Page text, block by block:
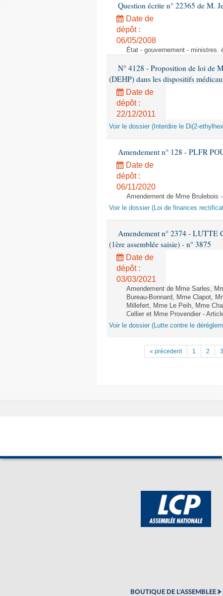
Question écrite n° 22365 de M.
Date de
dépôt :
06/05/2008
État - gouvernement - ministres.
N° 4128 - Proposition de loi de
(DEHP) dans les dispositifs
Date de
dépôt :
22/12/2011
Voir le dossier (Interdire le Di(2-
Amendement n° 128 - PLFR
Date de
dépôt :
06/11/2020
Amendement de Mme Brulebois
Voir le dossier (Loi de finances
Amendement n° 2374 -
(1ère assemblée saisie) - n° 3875
Date de
dépôt :
03/03/2021
Amendement de Mme Sarles,
Bureau-Bonnard, Mme Clapot,
Millefert, Mme Le Peih, Mme
Cellier et Mme Provendier -
Voir le dossier (Lutte contre le
« précedent 1 2 3
BOUTIQUE DE L'ASSEMBLEE